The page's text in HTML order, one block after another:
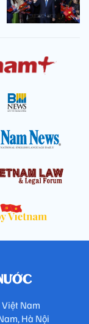
Nam
Hà Nội